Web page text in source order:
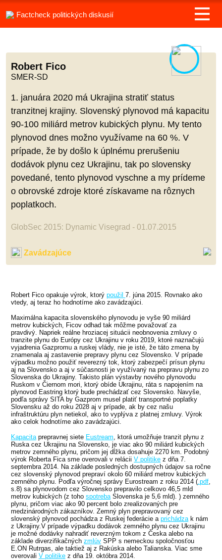
Factcheck politických diskusií
Robert Fico
SMER-SD
1. januára 2020 má Ukrajina stratiť status
tranzitnej krajiny. Slovenský plynovod má kapacitu
90-100 miliárd metrov kubických plynu. My tento
plynovod dnes možno využívame na 60 %. V
prípade, že by došlo k úplnému prerušeniu
dodávok plynu cez Ukrajinu, tak po slovensky
povedané, tento plynovod vyschne a my prídeme
o obrovské zdroje ktoré získavame na rôznych
poplatkoch.
GlobSec 2015: Dynamic Visegrad - 01.07.2015
Zavádzajúce
Robert Fico opakuje výrok, ktorý použil 7. júna 2015. Rovnako ako
vtedy, aj teraz ho hodnotíme ako zavádzajúci.
Maximálna kapacita slovenského plynovodu je vyše 90 miliárd
metrov kubických, Ficov odhad tak môžme považovať za
pravdivý. Napriek reálne hroziacej situácii neobnovenia zmluvy o
tranzite plynu do Európy cez Ukrajinu v roku 2019, ktoré naznačujú
vyjadrenia Gazpromu a ruskej vlády, nie je isté, že táto zmena by
znamenala aj zastavenie prepravy plynu cez Slovensko. V prípade
výpadku možno použiť reverezný tok, ktorý zabezpečí prísun plynu
aj na Slovensko a aj v súčasnosti je využívaný na prepravu plynu zo
Slovenska do Ukrajiny. Takisto plán výstavby nového plynovodu
Ruskom v Čiernom mori, ktorý obíde Ukrajinu, ráta s napojením na
plynovod Eastring ktorý bude prechádzať cez Slovensko. Navyše,
podľa správy SITA by Gazprom musel platiť transportné poplatky
Slovensku až do roku 2028 aj v prípade, ak by cez našu
infraštruktúru plyn netiekol, ako to vyplýva z platnej zmluvy. Výrok
ako celok hodnotíme ako zavádzajúci.
Kapacita prepravnej siete Eustream , ktorá umožňuje tranzit plynu z
Ruska cez Ukrajinu na Slovensko, je viac ako 90 miliárd kubických
metrov zemného plynu, pričom jej dĺžka dosahuje 2270 km. Podobný
výrok Roberta Fica sme overovali v relácii V politike z dňa 7.
septembra 2014. Na základe posledných dostupných údajov sa ročne
cez slovenský plynovod prepraví okolo 60 miliárd metrov kubických
zemného plynu. Podľa výročnej správy Eurostream z roku 2014 ( .pdf
s.8) sa plynovodom cez Slovensko prepravilo celkovo 46,5 mld
metrov kubických (z toho spotreba Slovenska je 5,6 mld). ) zemného
plynu, pričom viac ako 90 percent bolo zrealizovaných pre
medzinárodných zákazníkov. Zemný plyn prepravovaný cez
slovenský plynovod pochádza z Ruskej federácie a prichádza k nám
z Ukrajiny.V prípade výpadku dodávok zemného plynu cez Ukrajinu
je možné dodávky nahradiť reverzným tokom z Česka alebo na
základe diverzifikačných zmlúv SPP s nemeckou spoločnosťou
E.ON Rutrgas, ale taktiež aj z Rakúska alebo Talianska. Viac sme
overovali V politike z dňa 19. októbra 2014.